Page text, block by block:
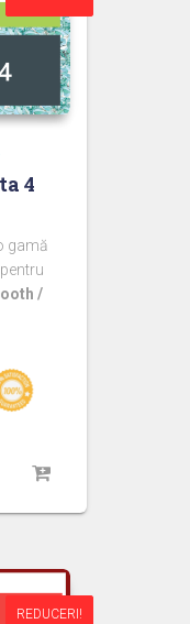
4
gamă
/
REDUCERI!
REDUCERI!